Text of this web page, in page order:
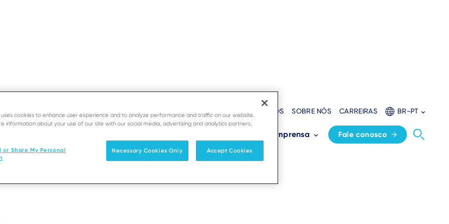
SUPORTE DESENVOLVEDORES RECURSOS SOBRE NÓS CARREIRAS BR-PT
Sala de imprensa Fale conosco
in Reino Unido
com uma rede de escritórios perto de si e da sua empresa.
uses cookies to enhance user experience and to analyze performance and traffic on our website.
information about your use of our site with our social media, advertising and analytics partners.
or Share My Personal
Necessary Cookies Only Accept Cookies